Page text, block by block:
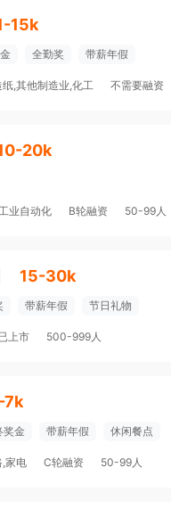
15k
全勤奖 带薪年假
,其他制造业,化工 不需要融资
20k
业自动化 B轮融资 50-99人
15-30k
带薪年假 节日礼物
上市 500-999人
7k
奖金 带薪年假 休闲餐点
家电 C轮融资 50-99人